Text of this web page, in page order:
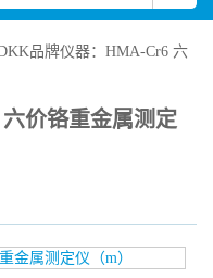
品牌仪器：HMA-Cr6 六
价铬重金属测定